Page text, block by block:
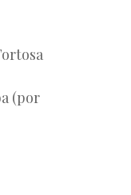
(por